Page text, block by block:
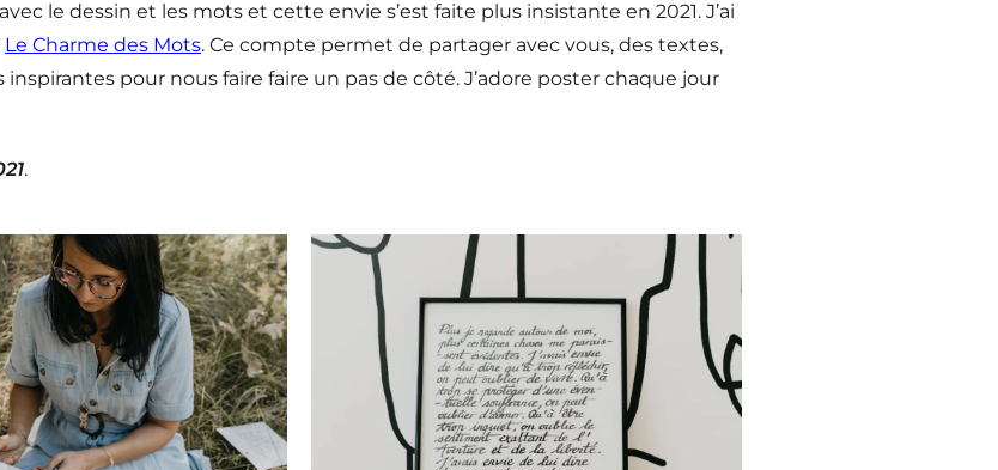
le dessin et les mots et cette envie s’est faite plus insistante en 2021. J’ai
Le Charme des Mots. Ce compte permet de partager avec vous, des textes,
pour nous faire faire un pas de côté. J’adore poster chaque jour
.